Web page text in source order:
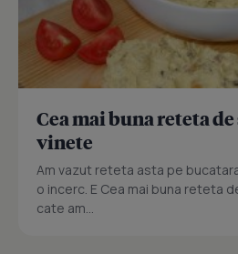
Cea mai buna reteta
vinete
Am vazut reteta asta pe
o incerc. E Cea mai buna reteta
cate am...